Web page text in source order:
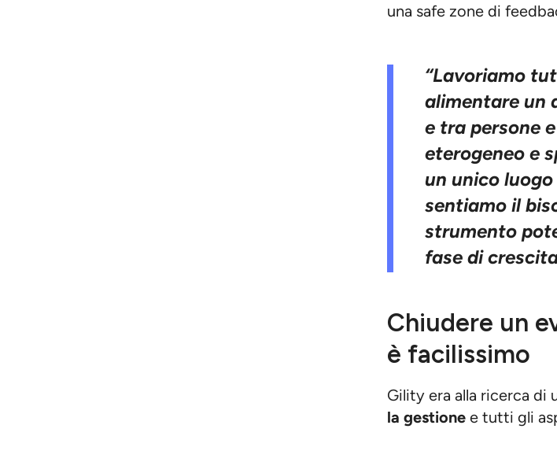
una safe zone di
“Lavoriamo
alimentare un
e tra persone
eterogeneo e
un unico
sentiamo il
strumento
fase di
Chiudere un
è facilissimo
Gility era alla ricerca di
la gestione e tutti gli